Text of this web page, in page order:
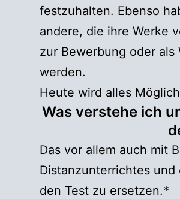
festzuhalten. Ebenso
andere, die ihre Werke
zur Bewerbung oder
werden.
Heute wird alles
Was verstehe ich
Das vor allem auch mit
Distanzunterrichtes
den Test zu ersetzen.*